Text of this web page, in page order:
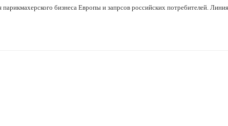
бизнеса Европы и запрсов российских потребителей.